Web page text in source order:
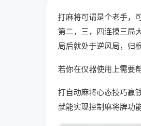
打麻将可谓是个老手，
第二，三，四连摸三局
局后就处于逆风局，归
若你在仪器使用上需要
打自动麻将心态技巧赢
就能实现控制麻将牌功